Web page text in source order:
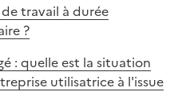
travail à durée
?
: quelle est la situation
utilisatrice à l'issue